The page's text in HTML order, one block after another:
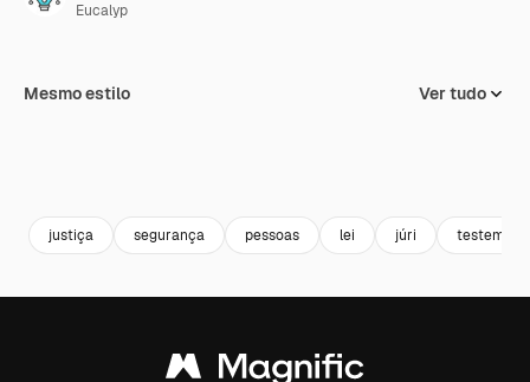
Eucalyp
Mesmo estilo Ver tudo
justiça segurança pessoas lei júri